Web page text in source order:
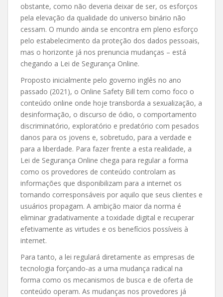
obstante, como não deveria deixar de ser, os esforços
pela elevação da qualidade do universo binário não
cessam. O mundo ainda se encontra em pleno esforço
pelo estabelecimento da proteção dos dados pessoais,
mas o horizonte já nos prenuncia mudanças – está
chegando a Lei de Segurança Online.
Proposto inicialmente pelo governo inglês no ano
passado (2021), o Online Safety Bill tem como foco o
conteúdo online onde hoje transborda a sexualização, a
desinformação, o discurso de ódio, o comportamento
discriminatório, exploratório e predatório com pesados
danos para os jovens e, sobretudo, para a verdade e
para a liberdade. Para fazer frente a esta realidade, a
Lei de Segurança Online chega para regular a forma
como os provedores de conteúdo controlam as
informações que disponibilizam para a internet os
tornando corresponsáveis por aquilo que seus clientes e
usuários propagam. A ambição maior da norma é
eliminar gradativamente a toxidade digital e recuperar
efetivamente as virtudes e os benefícios possíveis à
internet.
Para tanto, a lei regulará diretamente as empresas de
tecnologia forçando-as a uma mudança radical na
forma como os mecanismos de busca e de oferta de
conteúdo operam. As mudanças nos provedores já